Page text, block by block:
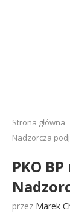
Strona główna
Nadzorcza
PKO
przez Marek